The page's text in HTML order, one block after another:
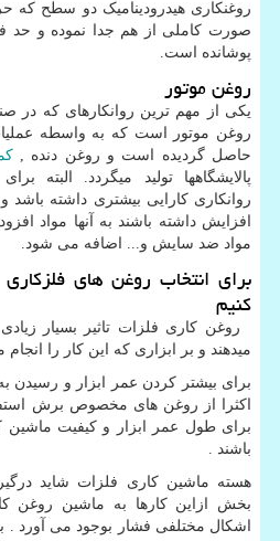
روغنکاری هیدرودینامیک دو سطح که
صورت کاملی از هم جدا نموده و حد
پوشانده است.
روغن موتور
یکی از مهم ترین روانکارهای که در
روغن موتور است که به واسطه
حاصل گردیده است و روغن دنده ,
پالایشگاهها تولید میگردد. البته
روانکاری کارایی بیشتری داشته
افزایش داشته باشند به آنها مواد
مواد ضد سایش و... اضافه می شود.
برای انتخاب روغن های
کنیم
روغن کاری فلزات تاثیر بسیار
میدهند و بر ابزاری که این کار را انجام
برای بیشتر کردن عمر ابزار و رسیدن
اکثرا از روغن های مخصوص برش
برای طول عمر ابزار و کیفیت ماشین
باشند .
هسته ماشین کاری فلزات شاید
بخش ازاین کارها به ماشین روغن
اشکال مختلفی فشار بوجود می آورد .